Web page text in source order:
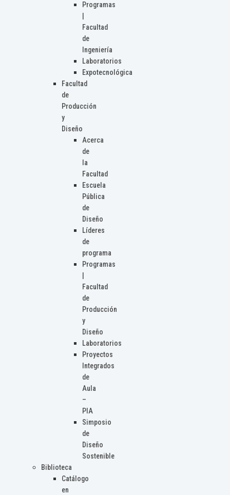
Programas
Facultad
de
Ingeniería
Laboratorios
Expotecnológica
Facultad
de
Producción
y
Diseño
Acerca
de
la
Facultad
Escuela
Pública
de
Diseño
Líderes
de
programa
Programas
Facultad
de
Producción
y
Diseño
Laboratorios
Proyectos
Integrados
de
Aula
–
PIA
Simposio
de
Diseño
Sostenible
Biblioteca
Catálogo
en